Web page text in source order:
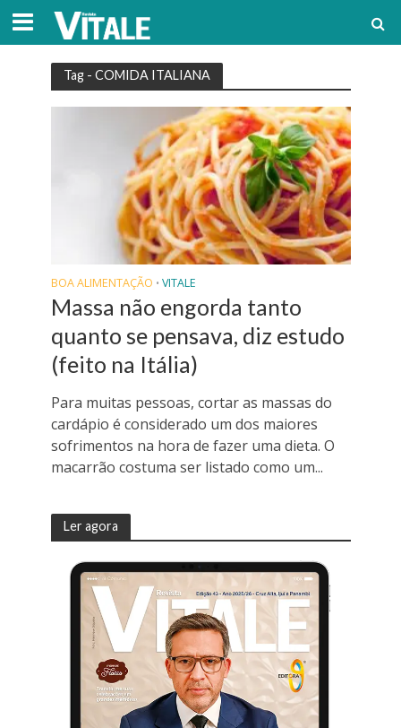
Tag - COMIDA ITALIANA
BOA ALIMENTAÇÃO • VITALE
Massa não engorda tanto
quanto se pensava, diz estudo
(feito na Itália)
Para muitas pessoas, cortar as massas do
cardápio é considerado um dos maiores
sofrimentos na hora de fazer uma dieta. O
macarrão costuma ser listado como um...
Ler agora